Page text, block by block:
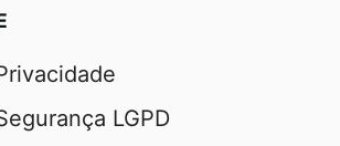
LGPD